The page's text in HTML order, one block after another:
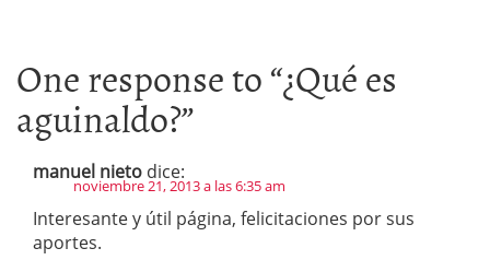
One response to “¿Qué es
aguinaldo?”
manuel nieto dice:
noviembre 21, 2013 a las 6:35 am
Interesante y útil página, felicitaciones por sus
aportes.